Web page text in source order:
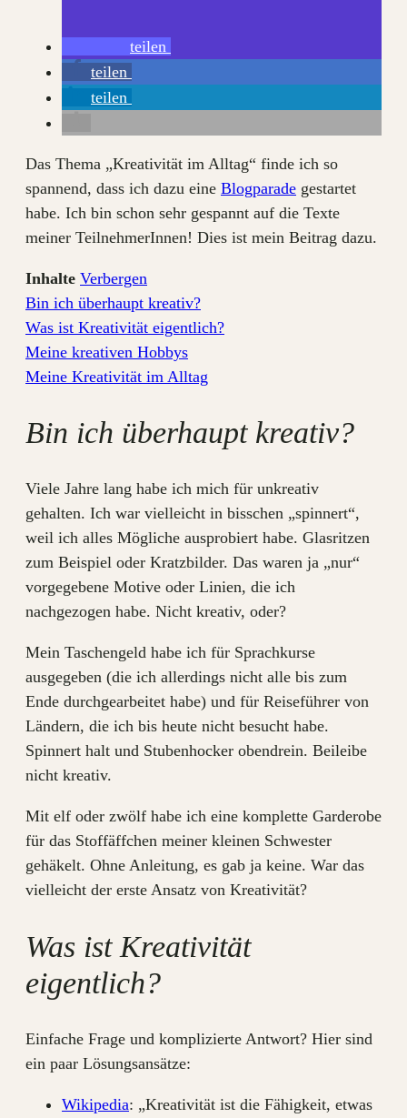
teilen
teilen
teilen
Das Thema „Kreativität im Alltag“ finde ich so
spannend, dass ich dazu eine Blogparade gestartet
habe. Ich bin schon sehr gespannt auf die Texte
meiner TeilnehmerInnen! Dies ist mein Beitrag dazu.
Inhalte Verbergen
Bin ich überhaupt kreativ?
Was ist Kreativität eigentlich?
Meine kreativen Hobbys
Meine Kreativität im Alltag
Bin ich überhaupt kreativ?
Viele Jahre lang habe ich mich für unkreativ
gehalten. Ich war vielleicht in bisschen „spinnert“,
weil ich alles Mögliche ausprobiert habe. Glasritzen
zum Beispiel oder Kratzbilder. Das waren ja „nur“
vorgegebene Motive oder Linien, die ich
nachgezogen habe. Nicht kreativ, oder?
Mein Taschengeld habe ich für Sprachkurse
ausgegeben (die ich allerdings nicht alle bis zum
Ende durchgearbeitet habe) und für Reiseführer von
Ländern, die ich bis heute nicht besucht habe.
Spinnert halt und Stubenhocker obendrein. Beileibe
nicht kreativ.
Mit elf oder zwölf habe ich eine komplette Garderobe
für das Stoffäffchen meiner kleinen Schwester
gehäkelt. Ohne Anleitung, es gab ja keine. War das
vielleicht der erste Ansatz von Kreativität?
Was ist Kreativität
eigentlich?
Einfache Frage und komplizierte Antwort? Hier sind
ein paar Lösungsansätze:
Wikipedia: „Kreativität ist die Fähigkeit, etwas